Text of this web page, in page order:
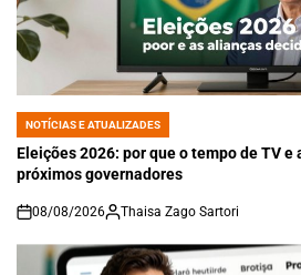
POSTED
IN
NOTÍCIAS E ATUALIZADES
Eleições 2026: por que o tempo de TV
próximos governadores
on
08/08/2026 Thaisa Zago Sartori